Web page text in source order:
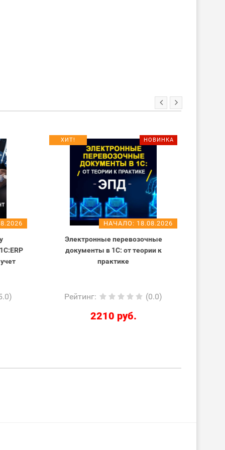
НОВИНКА
ХИТ!
НАЧАЛО: 18.08.2026
Электронные перевозочные
документы в 1С: от теории к
практике
Рейтинг: (0.0)
2210 руб.